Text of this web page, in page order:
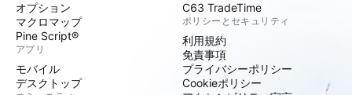
オプション
マクロマップ
Pine Script®
アプリ
モバイル
デスクトップ
C63 TradeTime
ポリシーとセキュリティ
利用規約
免責事項
プライバシーポリシー
Cookieポリシー